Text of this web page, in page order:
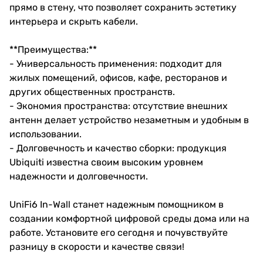
прямо в стену, что позволяет сохранить эстетику
интерьера и скрыть кабели.
**Преимущества:**
- Универсальность применения: подходит для
жилых помещений, офисов, кафе, ресторанов и
других общественных пространств.
- Экономия пространства: отсутствие внешних
антенн делает устройство незаметным и удобным в
использовании.
- Долговечность и качество сборки: продукция
Ubiquiti известна своим высоким уровнем
надежности и долговечности.
UniFi6 In-Wall станет надежным помощником в
создании комфортной цифровой среды дома или на
работе. Установите его сегодня и почувствуйте
разницу в скорости и качестве связи!